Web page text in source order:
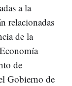
a la
relacionadas
de la
de
Gobierno de